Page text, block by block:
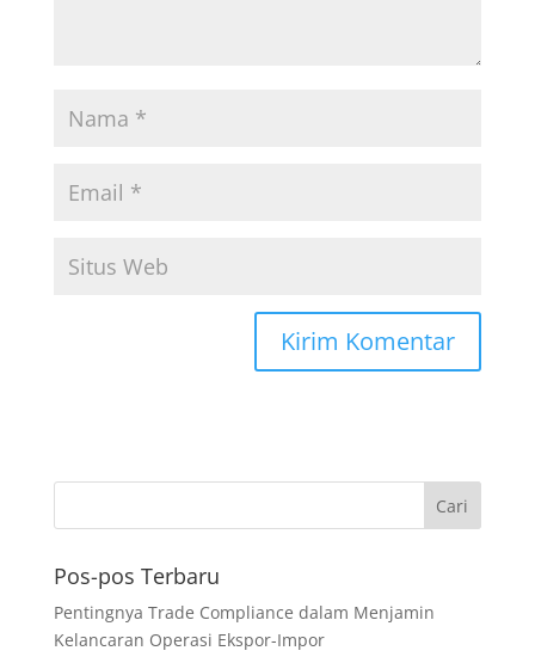
Pos-pos Terbaru
Pentingnya Trade Compliance dalam Menjamin
Kelancaran Operasi Ekspor-Impor